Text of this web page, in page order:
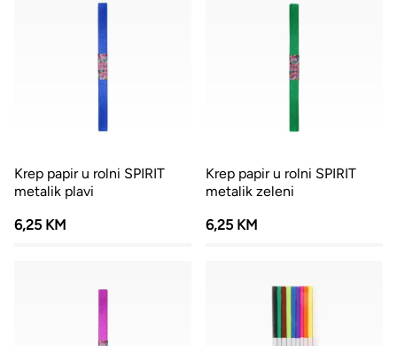
Krep papir u rolni SPIRIT
metalik plavi
6,25 KM
Krep papir u rolni SPIRIT
metalik zeleni
6,25 KM